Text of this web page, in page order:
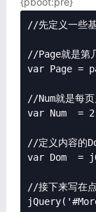
//先定义一些
//Page就是第
var Page =
//Num就是每
var Num  =
//定义内容的
var Dom
//接下来写在